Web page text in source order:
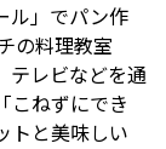
ル」でパン作
の料理教室
テレビなどを通
こねずにでき
トと美味しい